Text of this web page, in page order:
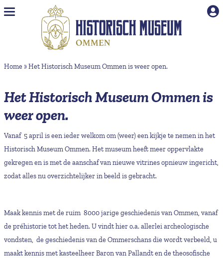
Naar hoofdinhoud
Home »Het Historisch Museum Ommen is weer open.
Het Historisch Museum Ommen is
weer open.
Vanaf 5 april is een ieder welkom om (weer) een kijkje te nemen in het
Historisch Museum Ommen. Het museum heeft meer oppervlakte
gekregen en is met de aanschaf van nieuwe vitrines opnieuw ingericht,
zodat alles nu overzichtelijker in beeld is gebracht.
Maak kennis met de ruim 8000 jarige geschiedenis van Ommen, vanaf
de préhistorie tot het heden. U vindt hier o.a. allerlei archeologische
vondsten, de geschiedenis van de Ommerschans die wordt verbeeld, u
maakt kennis met kasteelheer Baron van Pallandt en de theosofische